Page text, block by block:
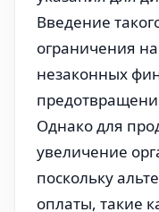
Введение
ограничения
незаконных
Однако для
увеличение
поскольку
оплаты, такие